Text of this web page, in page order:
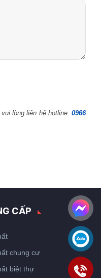
lòng liên hệ hotline:0966
CẤP
chung cư
biệt thự